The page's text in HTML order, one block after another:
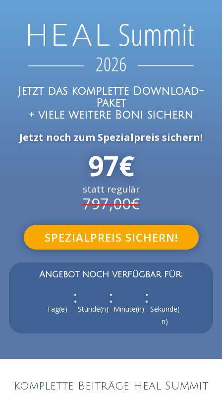
Jetzt das komplette Download-
Paket
+ viele weitere Boni sichern
Jetzt noch zum Spezialpreis sichern!
97€
statt regulär
797,00€
SPEZIALPREIS SICHERN!
Angebot noch verfügbar für:
Tag(e)
:
Stunde(n)
:
Minute(n)
:
Sekunde(
n)
komplette Beiträge Heal Summit